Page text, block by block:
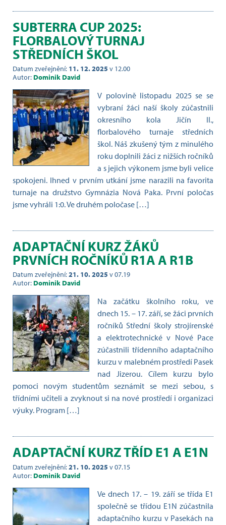
SUBTERRA CUP 2025:
FLORBALOVÝ TURNAJ
STŘEDNÍCH ŠKOL
Datum zveřejnění: 11. 12. 2025 v 12.00
Autor: Dominik David
V polovině listopadu 2025 se se
vybraní žáci naší školy zúčastnili
okresního kola Jičín II.,
florbalového turnaje středních
škol. Náš zkušený tým z minulého
roku doplnili žáci z nižších ročníků
a s jejich výkonem jsme byli velice
spokojeni. Ihned v prvním utkání jsme narazili na favorita
turnaje na družstvo Gymnázia Nová Paka. První poločas
jsme vyhráli 1:0. Ve druhém poločase […]
ADAPTAČNÍ KURZ ŽÁKŮ
PRVNÍCH ROČNÍKŮ R1A A R1B
Datum zveřejnění:21. 10. 2025 v 07.19
Autor: Dominik David
Na začátku školního roku, ve
dnech 15. – 17. září, se žáci prvních
ročníků Střední školy strojírenské
a elektrotechnické v Nové Pace
zúčastnili třídenního adaptačního
kurzu v malebném prostředí Pasek
nad Jizerou. Cílem kurzu bylo
pomoci novým studentům seznámit se mezi sebou, s
třídními učiteli a zvyknout si na nové prostředí i organizaci
výuky. Program […]
ADAPTAČNÍ KURZ TŘÍD E1 A E1N
Datum zveřejnění:21. 10. 2025 v 07.15
Autor: Dominik David
Ve dnech 17. – 19. září se třída E1
společně se třídou E1N zúčastnila
adaptačního kurzu v Pasekách na